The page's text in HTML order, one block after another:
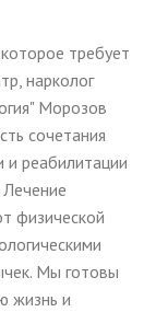
требует
нарколог
Морозов
сочетания
и реабилитации
физической
Мы готовы
жизнь и